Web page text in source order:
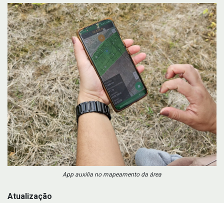
App auxilia no mapeamento da área
Atualização